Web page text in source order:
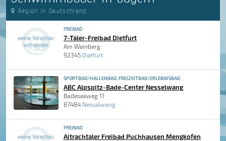
Region in Deutschland
FREIBAD
7-Täler-Freibad Dietfurt
Am Weinberg
92345 Dietfurt
SPORTBAD/HALLENBAD, FREIZEITBAD/ERLEBNISBAD
ABC Alpspitz-Bade-Center Nesselwang
Badeseeweg 11
87484 Nesselwang
FREIBAD
Aitrachtaler Freibad Puchhausen Mengkofen